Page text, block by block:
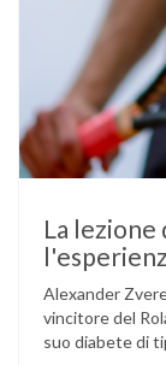
La lezione
Alexander
vincitore del
suo diabete di